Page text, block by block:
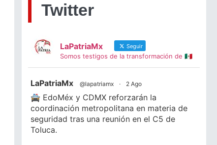
Twitter
LaPatriaMx Seguir
Somos testigos de la transformación de 🇲🇽
LaPatriaMx @lapatriamx · 2 Ago
🚔 EdoMéx y CDMX reforzarán la
coordinación metropolitana en materia de
seguridad tras una reunión en el C5 de
Toluca.